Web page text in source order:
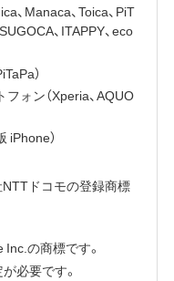
、Manaca、Toica、PiT
、ITAPPY、eco
）
ォン（Xperia、AQUO
）
NTTドコモの登録商標
の商標です。
必要です。